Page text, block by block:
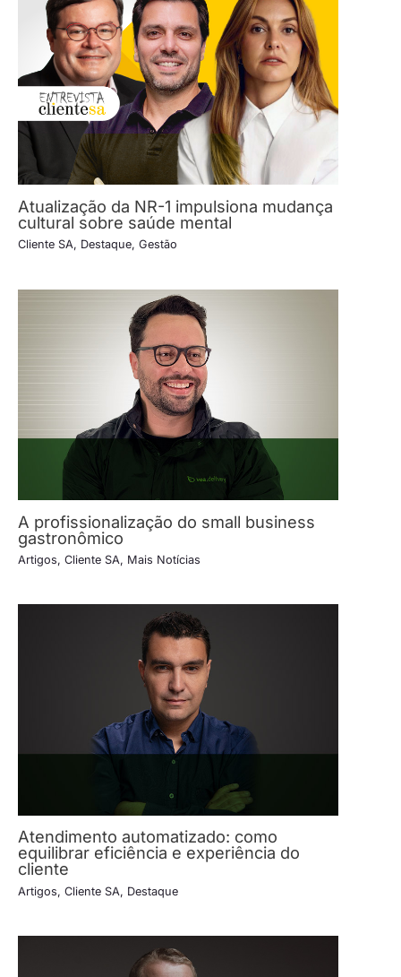
Atualização da NR-1 impulsiona mudança
cultural sobre saúde mental
Cliente SA, Destaque, Gestão
A profissionalização do small business
gastronômico
Artigos, Cliente SA, Mais Notícias
Atendimento automatizado: como
equilibrar eficiência e experiência do
cliente
Artigos, Cliente SA, Destaque